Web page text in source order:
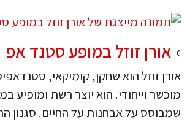
אורן זוזל במופע סטנד אפ
אורן זוזל הוא שחקן, קומיקאי,
מוכשר וייחודי. הוא יוצר רשת ומופיע
שמבוסס על אבחנות על החיים. סגנון